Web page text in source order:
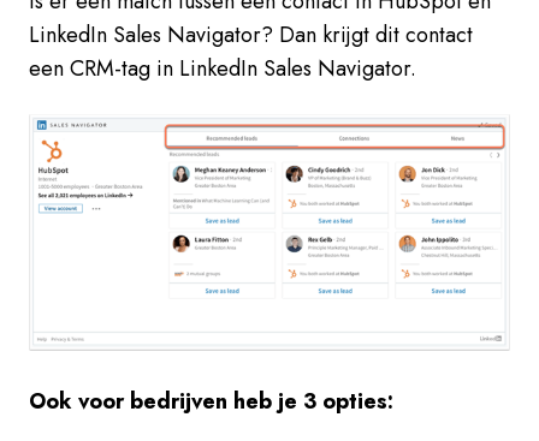
LinkedIn Sales Navigator? Dan krijgt dit contact
een CRM-tag in LinkedIn Sales Navigator.
Ook voor bedrijven heb je 3 opties: